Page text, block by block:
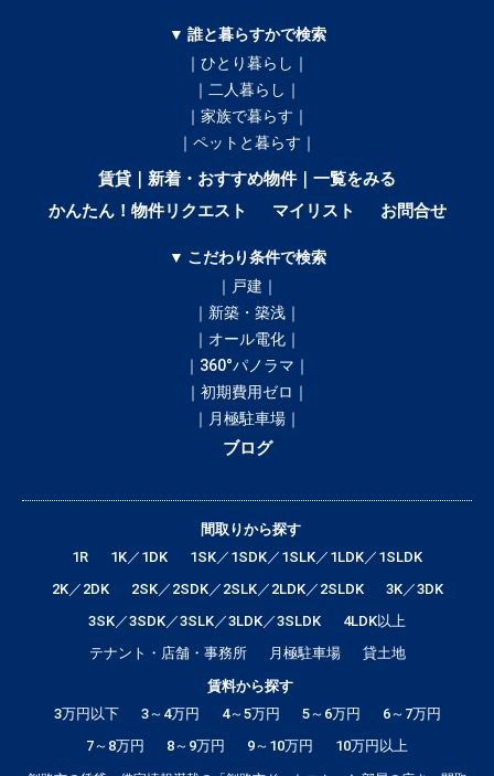
▼ 誰と暮らすかで検索
｜ひとり暮らし｜
｜二人暮らし｜
｜家族で暮らす｜
｜ペットと暮らす｜
賃貸｜新着・おすすめ物件｜一覧をみる
かんたん！物件リクエスト
マイリスト お問合せ
▼ こだわり条件で検索
｜戸建｜
｜新築・築浅｜
｜オール電化｜
｜360°パノラマ｜
｜初期費用ゼロ｜
｜月極駐車場｜
ブログ
間取りから探す
1R
1K／1DK
1SK／1SDK／1SLK／1LDK／1SLDK
2K／2DK
2SK／2SDK／2SLK／2LDK／2SLDK
3K／3DK
3SK／3SDK／3SLK／3LDK／3SLDK
4LDK以上
テナント・店舗・事務所
月極駐車場
貸土地
賃料から探す
3万円以下
3～4万円 4～5万円 5～6万円
6～7万円
7～8万円
8～9万円 9～10万円 10万円以上